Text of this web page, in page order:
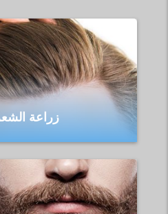
زراعة الشعر